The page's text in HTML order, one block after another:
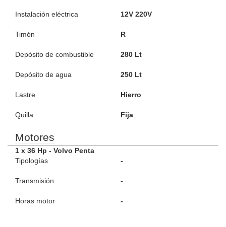
Instalación eléctrica 12V 220V
Timón R
Depósito de combustible 280 Lt
Depósito de agua 250 Lt
Lastre Hierro
Quilla Fija
Motores
1 x 36 Hp - Volvo Penta
Tipologías
-
Transmisión -
Horas motor -